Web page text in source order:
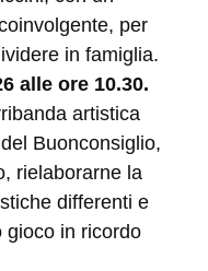
per
in famiglia.
alle ore 10.30.
artistica
Buonconsiglio,
rielaborarne la
differenti e
gioco in ricordo